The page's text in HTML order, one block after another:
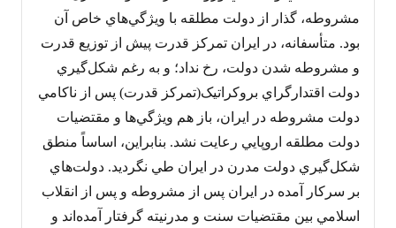
مشروطه، گذار از دولت مطلقه با ويژگي‌هاي خاص آن
بود. متأسفانه، در ايران تمرکز قدرت پيش از توزيع قدرت
و مشروطه شدن دولت، رخ نداد؛ و به رغم شکل‌گيري
دولت اقتدارگراي بروکراتيک(تمرکز قدرت) پس از ناکامي
دولت مشروطه در ايران، باز هم ويژگي‌ها و مقتضيات
دولت مطلقه اروپايي رعايت نشد. بنابراين، اساساً منطق
شکل‌گيري دولت مدرن در ايران طي نگرديد. دولت‌هاي
بر سرکار آمده در ايران پس از مشروطه و پس از انقلاب
اسلامي بين مقتضيات سنت و مدرنيته گرفتار آمده‌اند و